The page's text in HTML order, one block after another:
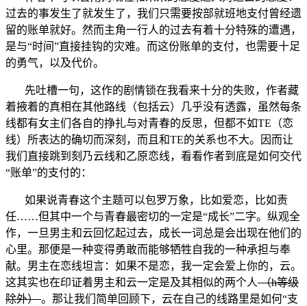
过去的事发生了就发生了，我们只需要按部就班地支付曾经遗
留的账单就好。然而主角一行人的过去有着十分特殊的遭遇，
是与“时间”直接挂钩的灾难。而这份账单的支付，也需要十足
的勇气，以及代价。
先吐槽一句，这作的剧情锁在我看来十分的失败，作者藏
着掖着的真相在其他路线（包括云）几乎没有透露，虽然每条
线都有女主们各自的挣扎与对青春的反思，但都不如TE（恋
线）所表达的确切而深刻，而且和TE的关系也不大。因而让
我们直接跳到刻乃云线和乙原恋线，看看作者到底是如何交代
“账单”的支付的：
如果说青春这个主题可以包罗万象，比如爱恋，比如责
任……但其中一个与青春最密切的一定是“成长”二字。纵观全
作，一旦男主和云回忆起过去，成长一词总是会出现在他们的
心里。那便是一种变得勇敢而能够牺牲自我的一种承担与奉
献。男主在恋线坦言：如果不是恋，我一定会爱上你的，云。
这其实也在印证着男主和云一定是及其相似的两个人（h等级
除外）。那让我们简单回顾下，云在自己的线路里是如何“支